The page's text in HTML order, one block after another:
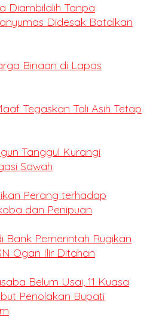
Diambilalih Tanpa
Didesak Batalkan
Binaan di Lapas
Tegaskan Tali Asih Tetap
Tanggul Kurangi
Sawah
Perang terhadap
dan Penipuan
Bank Pemerintah Rugikan
Ogan Ilir Ditahan
Belum Usai, 11 Kuasa
Penolakan Bupati